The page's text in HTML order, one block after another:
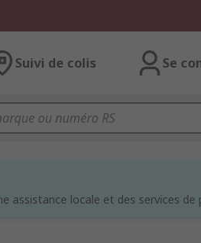
Suivi de colis Se
assistance locale et des services de